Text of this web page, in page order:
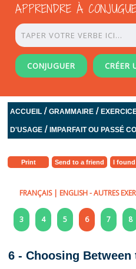
APPRENDRE À
CONJUGUER CRÉER
ACCUEIL /GRAMMAIRE /
D'USAGE / IMPARFAIT OU PASSÉ
Print Send to a friend I found
FRANÇAIS| ENGLISH- AUTRES
3 4 5 6 7 8
6 - Choosing